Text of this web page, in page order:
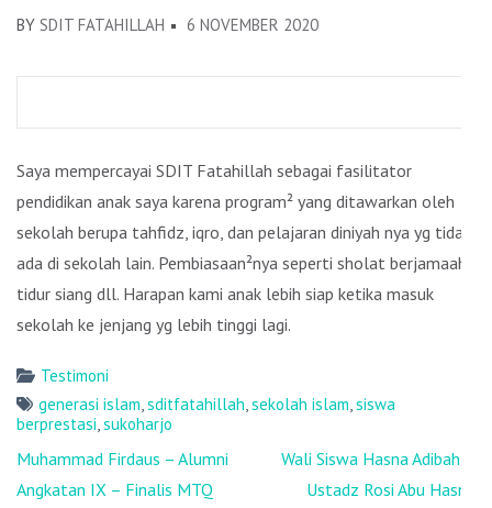
BY SDIT FATAHILLAH 6 NOVEMBER 2020
Saya mempercayai SDIT Fatahillah sebagai fasilitator
pendidikan anak saya karena program² yang ditawarkan oleh
sekolah berupa tahfidz, iqro, dan pelajaran diniyah nya yg tidak
ada di sekolah lain. Pembiasaan²nya seperti sholat berjamaah,
tidur siang dll. Harapan kami anak lebih siap ketika masuk
sekolah ke jenjang yg lebih tinggi lagi.
Testimoni
generasi islam,sditfatahillah,sekolah islam,siswa
berprestasi,sukoharjo
Post
navigation
Muhammad Firdaus – Alumni
Angkatan IX – Finalis MTQ
Wali Siswa Hasna Adibah –
Ustadz Rosi Abu Hasna